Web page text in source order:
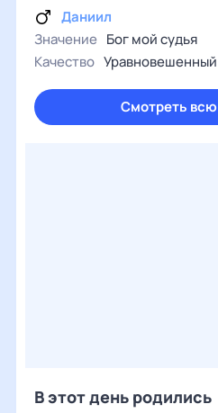
Даниил
Значение Бог мой судья
Качество Уравновешенный
Смотреть
В этот день родились